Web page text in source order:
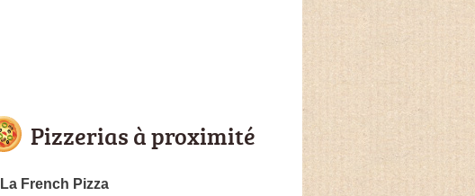
Pizzerias à proximité
La French Pizza